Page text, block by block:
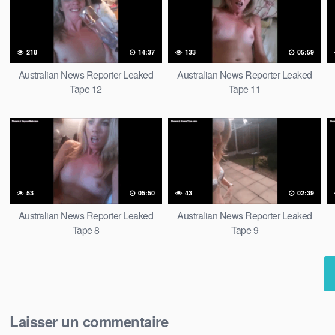
218 14:37
Australian News Reporter Leaked
Tape 12
133 05:59
Australian News Reporter Leaked
Tape 11
53 05:50
Australian News Reporter Leaked
Tape 8
43 02:39
Australian News Reporter Leaked
Tape 9
Laisser un commentaire